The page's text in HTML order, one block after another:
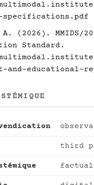
specifications.pdf
(2026). MMIDS/
Standard.
and-educational-
third